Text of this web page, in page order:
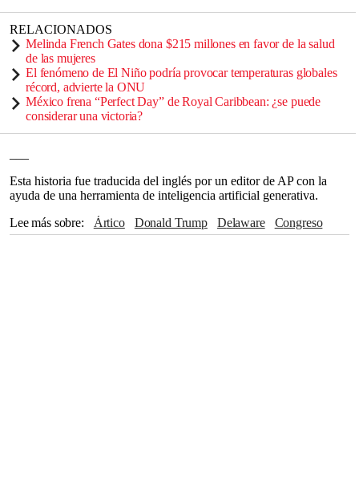
RELACIONADOS
Melinda French Gates dona $215 millones en favor de la salud
de las mujeres
El fenómeno de El Niño podría provocar temperaturas globales
récord, advierte la ONU
México frena “Perfect Day” de Royal Caribbean: ¿se puede
considerar una victoria?
Esta historia fue traducida del inglés por un editor de AP con la
ayuda de una herramienta de inteligencia artificial generativa.
Lee más sobre
Ártico Donald Trump Delaware Congreso